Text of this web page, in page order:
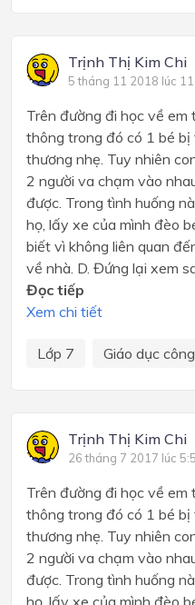
Trịnh Thị Kim Chi
5 tháng 11 2018 lúc
Trên đường đi học về
thông trong đó có 1 bé
thương nhẹ. Tuy nhiên
2 người va chạm vào
được. Trong tình huống
họ, lấy xe của mình đèo
biết vì không liên quan
về nhà. D. Đứng lại xem
Đọc tiếp
Xem chi tiết
Lớp 7 Giáo dục
Trịnh Thị Kim Chi
26 tháng 7 2017 lúc
Trên đường đi học về
thông trong đó có 1 bé
thương nhẹ. Tuy nhiên
2 người va chạm vào
được. Trong tình huống
họ, lấy xe của mình đèo